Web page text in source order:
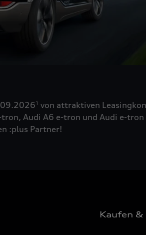
1 von attraktiven
Audi A6 e-tron und Audi e-tron
:plus Partner!
Kaufen &